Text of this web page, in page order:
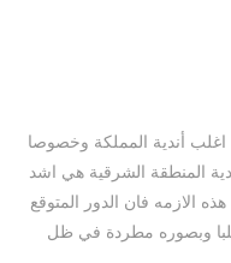
اغلب أندية المملكة وخصوصا
المنطقة الشرقية هي اشد
الازمه فان الدور المتوقع
وبصوره مطردة في ظل